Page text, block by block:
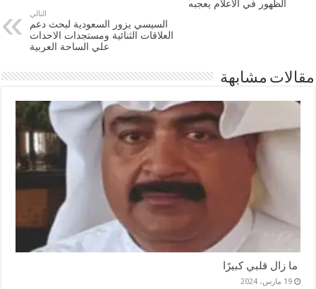
الظهور في الاعلام يعجبه
التالي
السيسي يزور السعودية لبحث دعم
العلاقات الثنائية ومستجدات الاحداث
علي الساحة العربية
مقالات مشابهة
ما زال قلبي كبيرًا
19 مارس، 2024